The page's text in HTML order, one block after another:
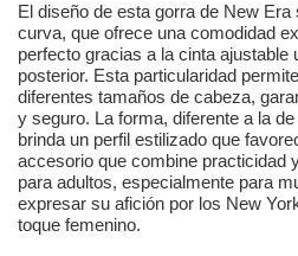
El diseño de esta gorra de New
curva, que ofrece una comodidad
perfecto gracias a la cinta ajustable
posterior. Esta particularidad
diferentes tamaños de cabeza,
y seguro. La forma, diferente a la
brinda un perfil estilizado que
accesorio que combine practicidad
para adultos, especialmente para
expresar su afición por los New
toque femenino.